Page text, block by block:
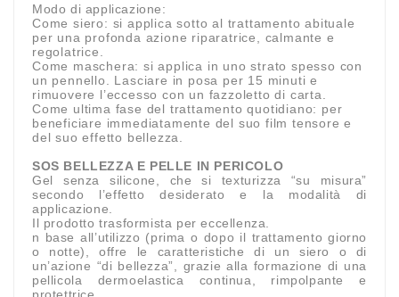
Modo di applicazione:
Come siero: si applica sotto al trattamento abituale
per una profonda azione riparatrice, calmante e
regolatrice.
Come maschera: si applica in uno strato spesso con
un pennello. Lasciare in posa per 15 minuti e
rimuovere l’eccesso con un fazzoletto di carta.
Come ultima fase del trattamento quotidiano: per
beneficiare immediatamente del suo film tensore e
del suo effetto bellezza.
SOS BELLEZZA E PELLE IN PERICOLO
Gel senza silicone, che si texturizza “su misura”
secondo l’effetto desiderato e la modalità di
applicazione.
Il prodotto trasformista per eccellenza.
n base all’utilizzo (prima o dopo il trattamento giorno
o notte), offre le caratteristiche di un siero o di
un’azione “di bellezza”, grazie alla formazione di una
pellicola dermoelastica continua, rimpolpante e